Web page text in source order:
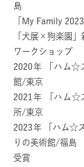
島
「My Family
「犬展×狗楽園
ワークショップ
2020年 「ハム☆
館/東京
2021年 「ハム☆
所/東京
2023年 「ハム☆
りの美術館/福島
受賞